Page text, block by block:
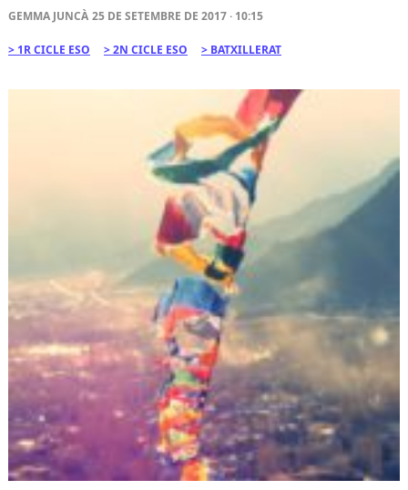
GEMMA JUNCÀ 25 DE SETEMBRE DE 2017 · 10:15
1R CICLE ESO 2N CICLE ESO BATXILLERAT